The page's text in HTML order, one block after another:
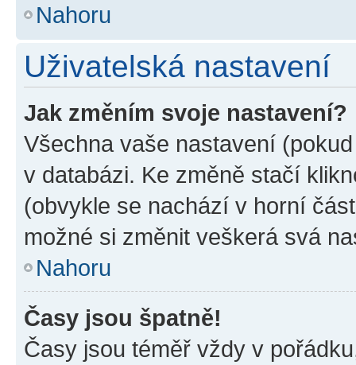
Nahoru
Uživatelská nastavení
Jak změním svoje nastavení?
Všechna vaše nastavení
v databázi. Ke změně stačí
(obvykle se nachází v horní
možné si změnit veškerá svá
Nahoru
Časy jsou špatně!
Časy jsou téměř vždy v